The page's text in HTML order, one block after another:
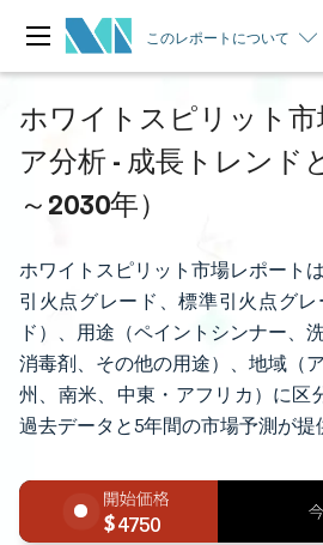
このレポートについて
ホワイトスピリット市
ア分析 - 成長トレンド
～2030年）
ホワイトスピリット市場レポート
引火点グレード、標準引火点グ
ド）、用途（ペイントシンナー、
消毒剤、その他の用途）、地域（
州、南米、中東・アフリカ）に区
過去データと5年間の市場予測が提
4750